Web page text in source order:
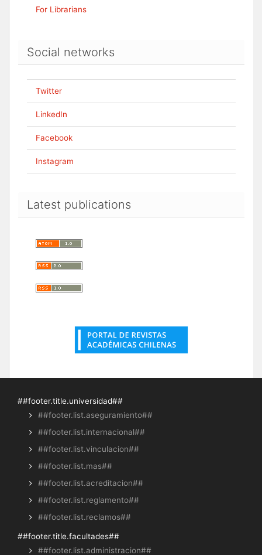
For Librarians
Social networks
Twitter
LinkedIn
Facebook
Instagram
Latest publications
##footer.title.universidad##
##footer.list.aseguramiento##
##footer.list.internacional##
##footer.list.vinculacion##
##footer.list.mas##
##footer.list.acreditacion##
##footer.list.reglamento##
##footer.list.reclamos##
##footer.title.facultades##
##footer.list.administracion##